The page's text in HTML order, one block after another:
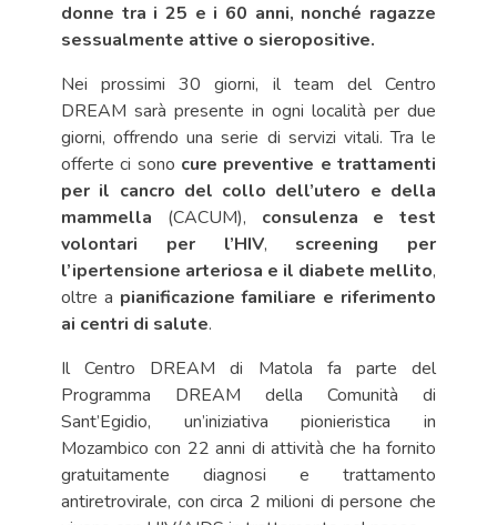
donne tra i 25 e i 60 anni, nonché ragazze
sessualmente attive o sieropositive.
Nei prossimi 30 giorni, il team del Centro
DREAM sarà presente in ogni località per due
giorni, offrendo una serie di servizi vitali. Tra le
offerte ci sono cure preventive e trattamenti
per il cancro del collo dell’utero e della
mammella (CACUM), consulenza e test
volontari per l’HIV, screening per
l’ipertensione arteriosa e il diabete mellito,
oltre a pianificazione familiare e riferimento
ai centri di salute.
Il Centro DREAM di Matola fa parte del
Programma DREAM della Comunità di
Sant’Egidio, un’iniziativa pionieristica in
Mozambico con 22 anni di attività che ha fornito
gratuitamente diagnosi e trattamento
antiretrovirale, con circa 2 milioni di persone che